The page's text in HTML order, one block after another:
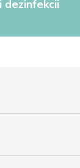
dezinfekcii